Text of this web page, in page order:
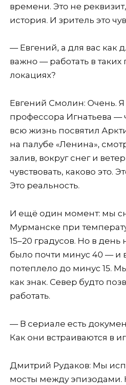
времени. Это не
история. И зритель это
— Евгений, а для вас как
важно — работать в
локациях?
Евгений Смолин: Очень.
профессора Игнатьева —
всю жизнь посвятил
на палубе «Ленина»,
залив, вокруг снег и
чувствовать, каково это.
Это реальность.
И ещё один момент: мы
Мурманске при
15–20 градусов. Но в
было почти минус 40 — и
потеплело до минус 15.
как знак. Север будто
работать.
— В сериале есть
Как они встраиваются в
Дмитрий Рудаков: Мы
мосты между эпизодами.